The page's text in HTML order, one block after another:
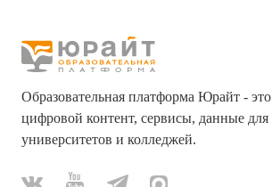
Образовательная платформа Юрайт - это
цифровой контент, сервисы, данные для
университетов и колледжей.